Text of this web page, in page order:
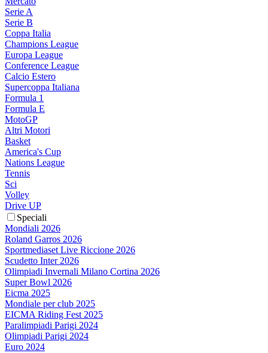
Serie A
Serie B
Coppa Italia
Champions League
Europa League
Conference League
Calcio Estero
Supercoppa Italiana
Formula 1
Formula E
MotoGP
Altri Motori
Basket
America's Cup
Nations League
Tennis
Sci
Volley
Drive UP
Speciali
Mondiali 2026
Roland Garros 2026
Sportmediaset Live Riccione 2026
Scudetto Inter 2026
Olimpiadi Invernali Milano Cortina 2026
Super Bowl 2026
Eicma 2025
Mondiale per club 2025
EICMA Riding Fest 2025
Paralimpiadi Parigi 2024
Olimpiadi Parigi 2024
Euro 2024